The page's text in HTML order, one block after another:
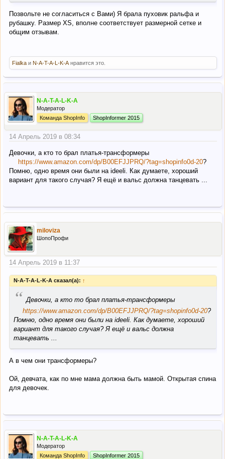
Позвольте не согласиться с Вами) Я брала пуховик ральфа и
рубашку. Размер XS, вполне соответствует размерной сетке и
общим отзывам.
Fialka и N-A-T-A-L-K-A нравится это.
N-A-T-A-L-K-A
Модератор
Команда ShopInfo
ShopInformer 2015
14 Апрель 2019 в 08:34
Девочки, а кто то брал платья-трансформеры
https://www.amazon.com/dp/B00EFJJPRQ/?tag=shopinfo0d-20?
Помню, одно время они были на ideeli. Как думаете, хороший
вариант для такого случая? Я ещё и вальс должна танцевать ...
miloviza
ШопоПрофи
14 Апрель 2019 в 11:37
N-A-T-A-L-K-A сказал(а): ↑
“ Девочки, а кто то брал платья-трансформеры
https://www.amazon.com/dp/B00EFJJPRQ/?tag=shopinfo0d-20?
Помню, одно время они были на ideeli. Как думаете, хороший
вариант для такого случая? Я ещё и вальс должна
танцевать ...
А в чем они трансформеры?
Ой, девчата, как по мне мама должна быть мамой. Открытая спина
для девочек.
N-A-T-A-L-K-A
Модератор
Команда ShopInfo
ShopInformer 2015